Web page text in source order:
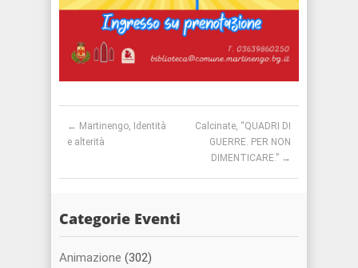
← Martinengo, Identità
e alterità
Calcinate, “QUADRI DI
GUERRE. PER NON
DIMENTICARE.” →
Categorie Eventi
Animazione (302)